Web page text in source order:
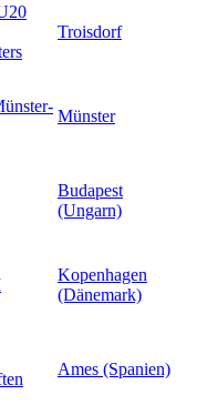
Troisdorf
Münster
Budapest
(Ungarn)
Kopenhagen
(Dänemark)
Ames (Spanien)